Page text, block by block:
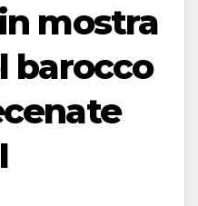
mostra
barocco